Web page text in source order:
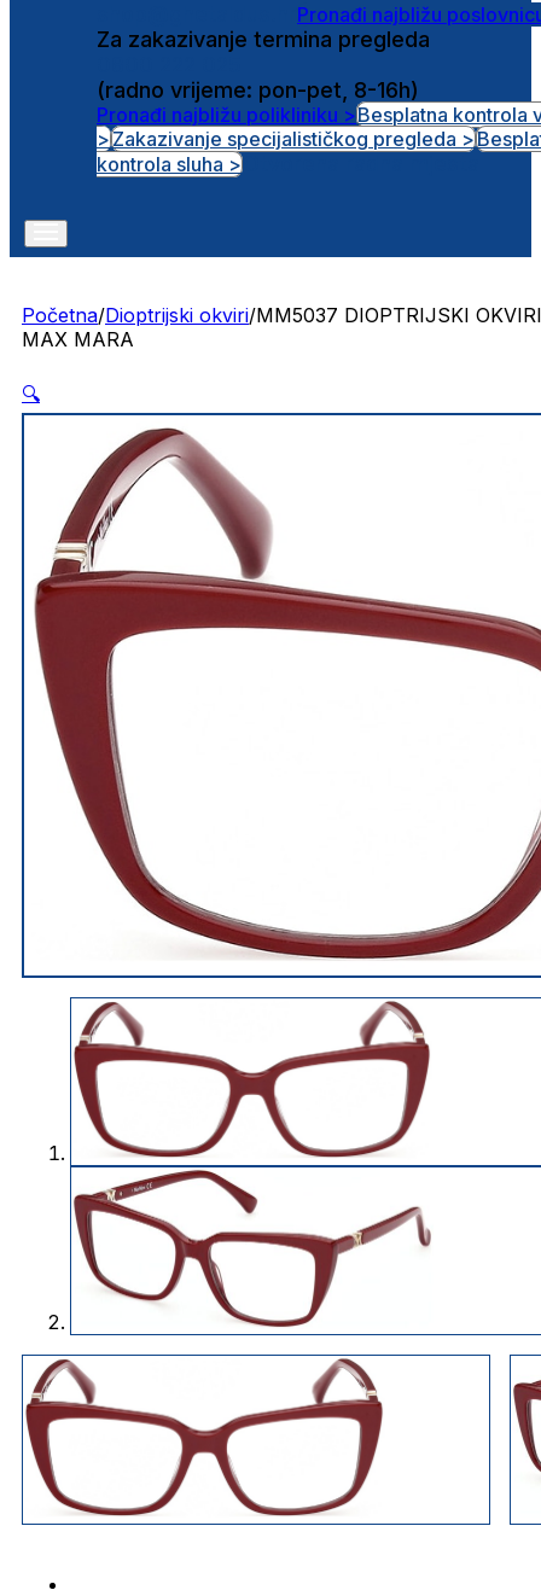
Pronađi najbližu
Za zakazivanje termina pregleda
(radno vrijeme: pon-pet, 8-16h)
Pronađi najbližu polikliniku >Besplatna kontrola
>Zakazivanje specijalističkog pregleda >
kontrola sluha >
Početna/Dioptrijski okviri/MM5037 DIOPTRIJSKI OKVIRI
MAX MARA
🔍